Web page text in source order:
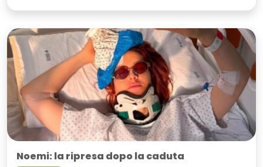
Noemi: la ripresa dopo la caduta